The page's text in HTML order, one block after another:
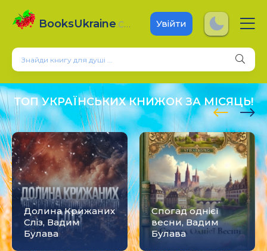
BooksUkraine.com Увійти
ТОП УКРАЇНСЬКИХ КНИЖОК ЗА МІСЯЦЬ!
Долина Крижаних
Сліз, Вадим
Булава
Спогад однієї
весни, Вадим
Булава